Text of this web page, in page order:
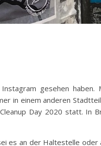
gesehen haben.
in einem anderen
Day 2020 statt. In
es an der Haltestelle oder